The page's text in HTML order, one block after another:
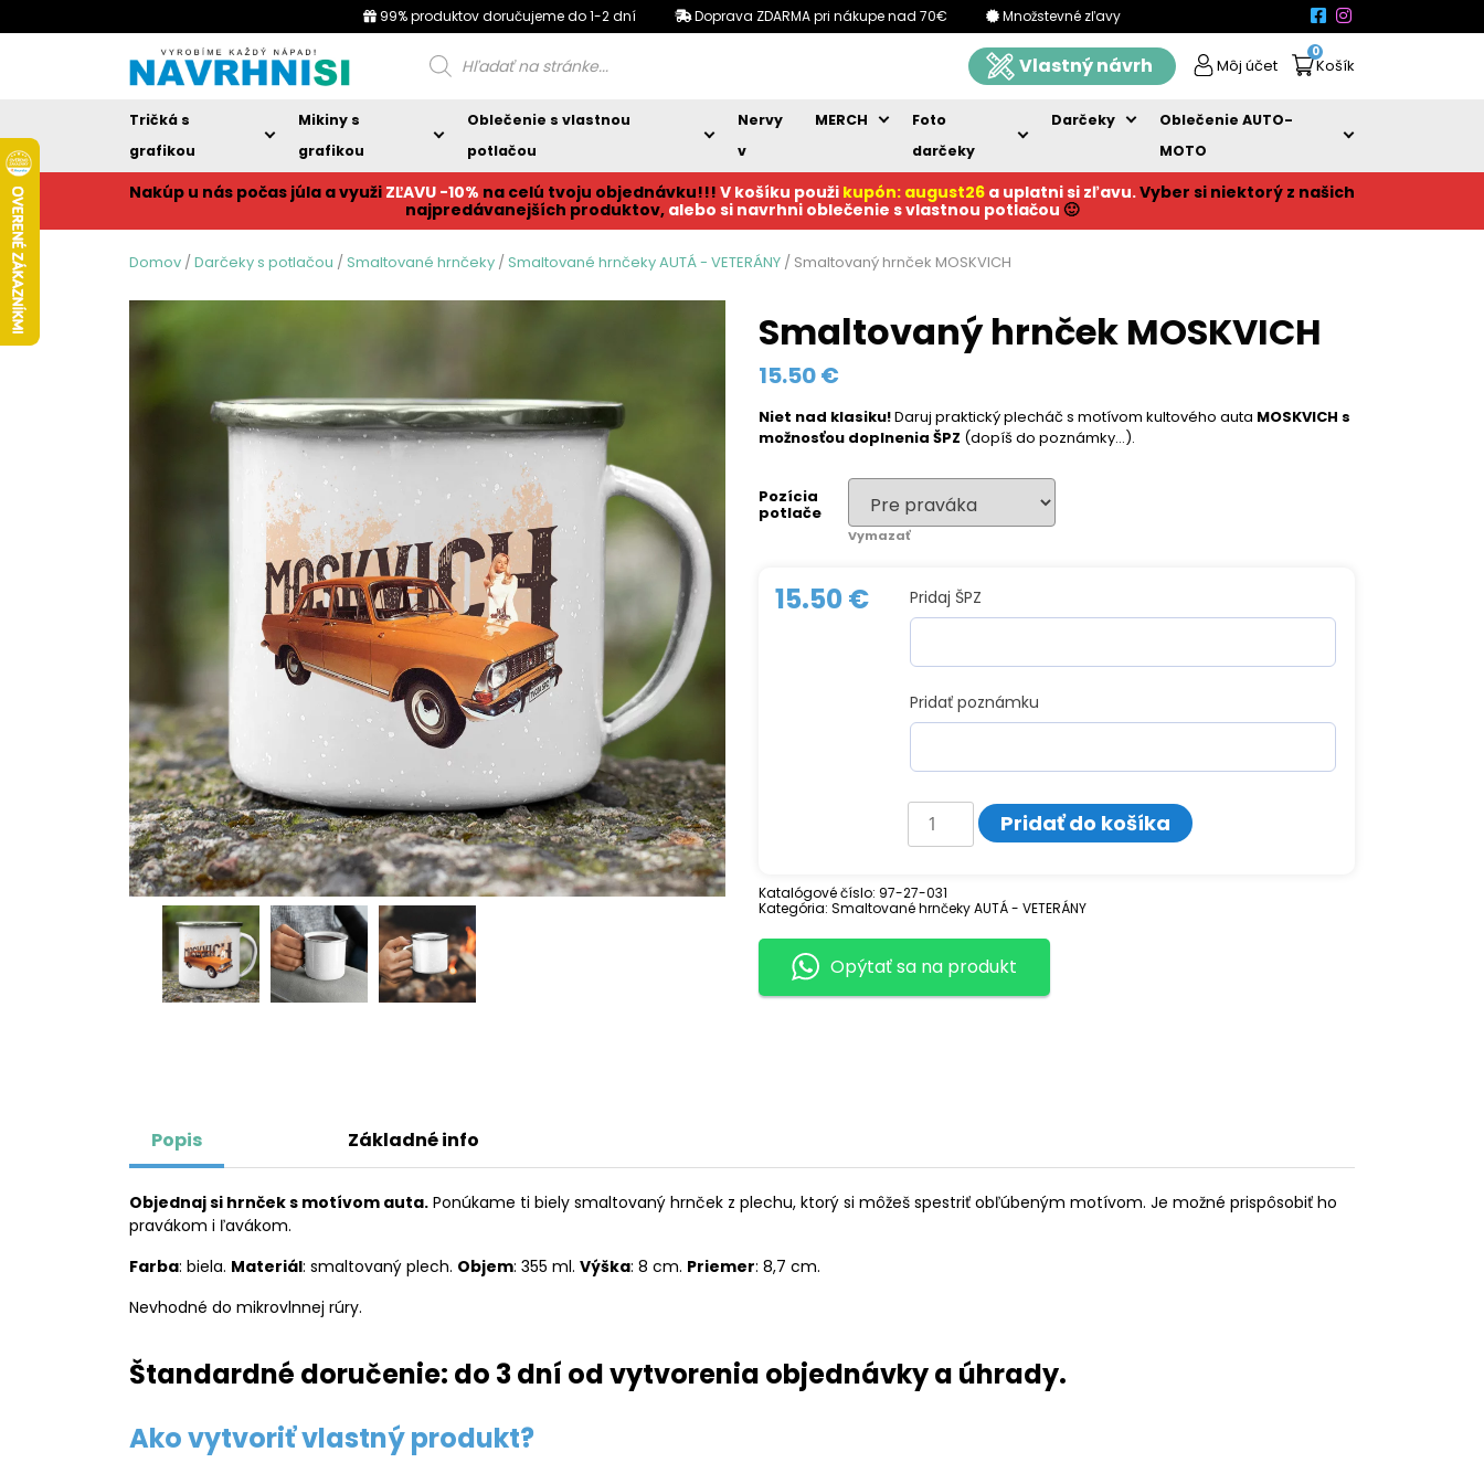
99% produktov doručujeme do 1-2 dní Doprava ZDARMA pri nákupe nad 70€ Množstevné zľavy
Products
search Vlastný návrh Môj účet
0
Košík
Tričká s
grafikou
Mikiny s
grafikou
Oblečenie s vlastnou
potlačou
Nervy
v
MERCH
Foto
darčeky
Darčeky
Oblečenie AUTO-
MOTO
Nakúp u nás počas júla a využi ZĽAVU -10% na celú tvoju objednávku!!! V košíku použi kupón: august26 a uplatni si zľavu.Vyber si niektorý z našich
najpredávanejších produktov, alebo si navrhni oblečenie s vlastnou potlačou 🙂
Domov /Darčeky s potlačou /Smaltované hrnčeky /Smaltované hrnčeky AUTÁ - VETERÁNY / Smaltovaný hrnček MOSKVICH
Smaltovaný hrnček MOSKVICH
15.50€
Niet nad klasiku!Daruj praktický plecháč s motívom kultového auta MOSKVICH s
možnosťou doplnenia ŠPZ (dopíš do poznámky…).
Pozícia
potlače
Vymazať
15.50€ Pridaj ŠPZ
Pridať poznámku
množstvo
Smaltovaný
hrnček
Pridať do košíka
Katalógové číslo: 97-27-031
Kategória: Smaltované hrnčeky AUTÁ - VETERÁNY
Opýtať sa na produkt
Popis Základné info
Objednaj si hrnček s motívom auta. Ponúkame ti biely smaltovaný hrnček z plechu, ktorý si môžeš spestriť obľúbeným motívom. Je možné prispôsobiť ho
pravákom i ľavákom.
Farba: biela. Materiál: smaltovaný plech. Objem: 355 ml. Výška: 8 cm. Priemer: 8,7 cm.
Nevhodné do mikrovlnnej rúry.
Štandardné doručenie: do 3 dní od vytvorenia objednávky a úhrady.
Ako vytvoriť vlastný produkt?